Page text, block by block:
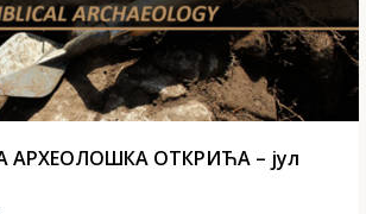
АРХЕОЛОШКА ОТКРИЋА – јул